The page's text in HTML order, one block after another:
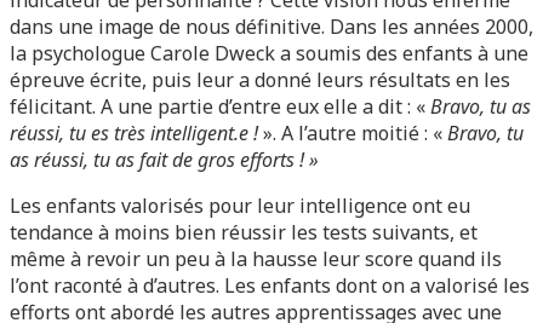
dans une image de nous définitive. Dans les années 2000,
la psychologue Carole Dweck a soumis des enfants à une
épreuve écrite, puis leur a donné leurs résultats en les
félicitant. A une partie d’entre eux elle a dit : «Bravo, tu as
réussi, tu es très intelligent.e !». A l’autre moitié : «Bravo, tu
as réussi, tu as fait de gros efforts ! »
Les enfants valorisés pour leur intelligence ont eu
tendance à moins bien réussir les tests suivants, et
même à revoir un peu à la hausse leur score quand ils
l’ont raconté à d’autres. Les enfants dont on a valorisé les
efforts ont abordé les autres apprentissages avec une